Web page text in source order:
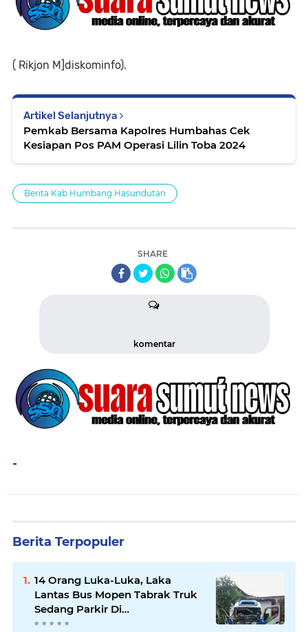
( Rikjon M]diskominfo).
Artikel Selanjutnya
Pemkab Bersama Kapolres Humbahas Cek
Kesiapan Pos PAM Operasi Lilin Toba 2024
Berita Kab Humbang Hasundutan
SHARE
komentar
-
Berita Terpopuler
14 Orang Luka-Luka, Laka
Lantas Bus Mopen Tabrak Truk
Sedang Parkir Di
Siborongborong